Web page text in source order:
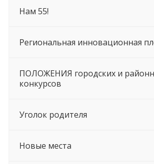
Нам 55!
Региональная инновационная
ПОЛОЖЕНИЯ городских и
конкурсов
Уголок родителя
Новые места